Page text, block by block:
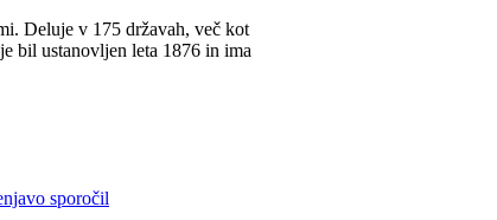
Deluje v 175 državah, več kot
bil ustanovljen leta 1876 in ima
sporočil